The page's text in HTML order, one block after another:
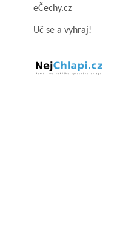
eČechy.cz
Uč se a vyhraj!